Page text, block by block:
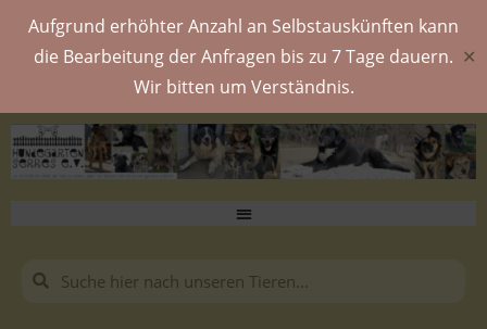
Aufgrund erhöhter Anzahl an Selbstauskünften kann
die Bearbeitung der Anfragen bis zu 7 Tage dauern.
Wir bitten um Verständnis.
✕